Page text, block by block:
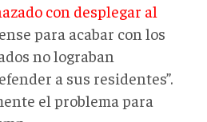
con desplegar al
para acabar con los
no lograban
a sus residentes”.
el problema para